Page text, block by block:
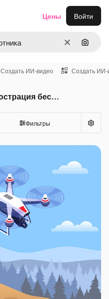
ОчиститьПоиск
Цены Войти
Создать ИИ-видео Создать ИИ-
Векторы По Запросу Иллюстрация беспилотника
Фильтры